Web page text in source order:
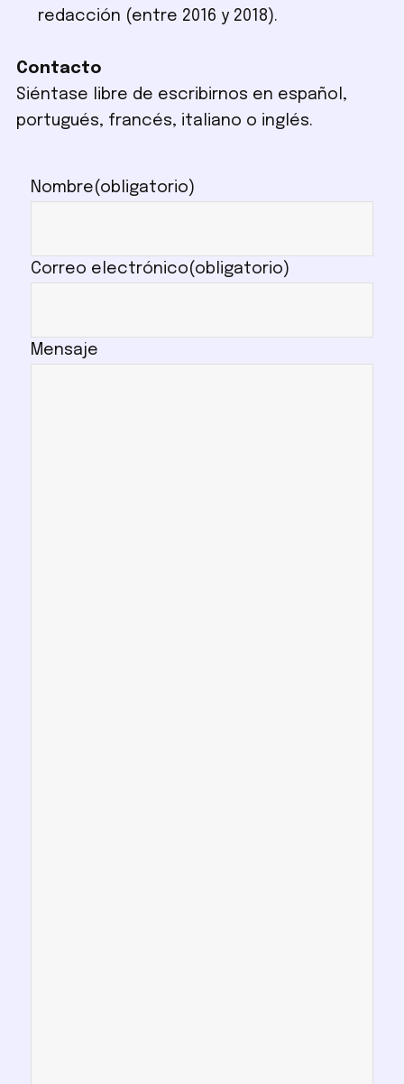
redacción (entre 2016 y 2018).
Contacto
Siéntase libre de escribirnos en español,
portugués, francés, italiano o inglés.
Nombre(obligatorio)
Correo electrónico(obligatorio)
Mensaje